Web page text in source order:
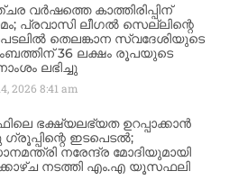
വർഷത്തെ കാത്തിരിപ്പിന്
പ്രവാസി ലീഗൽ സെല്ലിന്റെ
തെലങ്കാന സ്വദേശിയുടെ
36 ലക്ഷം രൂപയുടെ
ലഭിച്ചു
20268:41 am
ഭക്ഷ്യലഭ്യത ഉറപ്പാക്കാൻ
ഇടപെടൽ;
നരേന്ദ്ര മോദിയുമായി
നടത്തി എം.എ യൂസഫലി